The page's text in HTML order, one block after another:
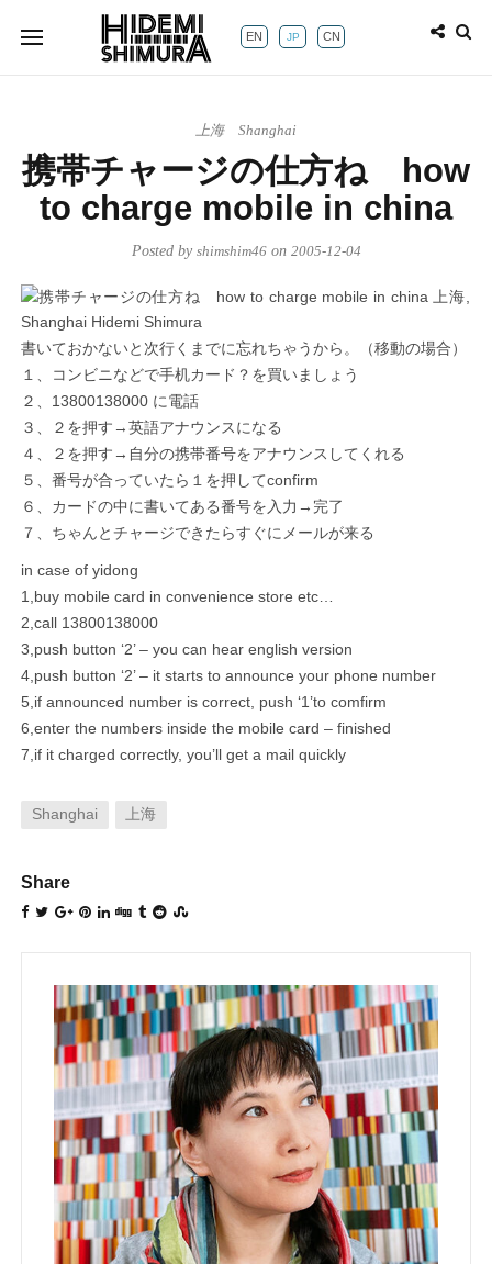
EN JP CN
上海 Shanghai
携帯チャージの仕方ね how
to charge mobile in china
Posted by shimshim46on 2005-12-04
書いておかないと次行くまでに忘れちゃうから。（移動の場合）
１、コンビニなどで手机カード？を買いましょう
２、13800138000 に電話
３、２を押す→英語アナウンスになる
４、２を押す→自分の携帯番号をアナウンスしてくれる
５、番号が合っていたら１を押してconfirm
６、カードの中に書いてある番号を入力→完了
７、ちゃんとチャージできたらすぐにメールが来る
in case of yidong
1,buy mobile card in convenience store etc…
2,call 13800138000
3,push button ‘2’ – you can hear english version
4,push button ‘2’ – it starts to announce your phone number
5,if announced number is correct, push ‘1’to comfirm
6,enter the numbers inside the mobile card – finished
7,if it charged correctly, you’ll get a mail quickly
Shanghai 上海
Share